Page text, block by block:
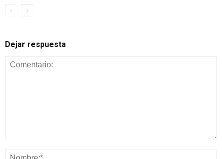
Dejar respuesta